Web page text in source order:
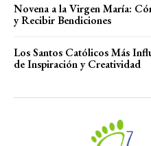
Novena a la Virgen María:
y Recibir Bendiciones
Los Santos Católicos Más
de Inspiración y Creatividad